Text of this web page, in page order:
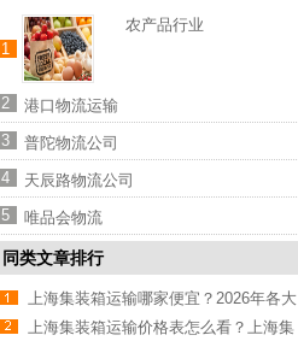
1
农产品行业
2
港口物流运输
3
普陀物流公司
4
天辰路物流公司
5
唯品会物流
同类文章排行
上海集装箱运输哪家便宜？2026年各大
物流公司推荐【最新更新】
上海集装箱运输价格表怎么看？上海集